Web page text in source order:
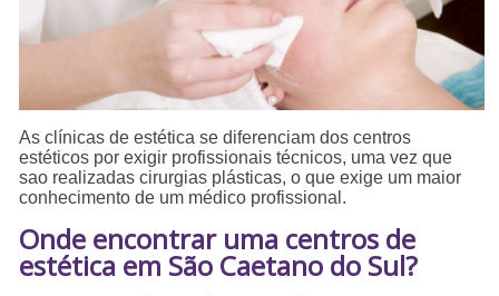
As clínicas de estética se diferenciam dos centros
estéticos por exigir profissionais técnicos, uma vez que
sao realizadas cirurgias plásticas, o que exige um maior
conhecimento de um médico profissional.
Onde encontrar uma centros de
estética em São Caetano do Sul?